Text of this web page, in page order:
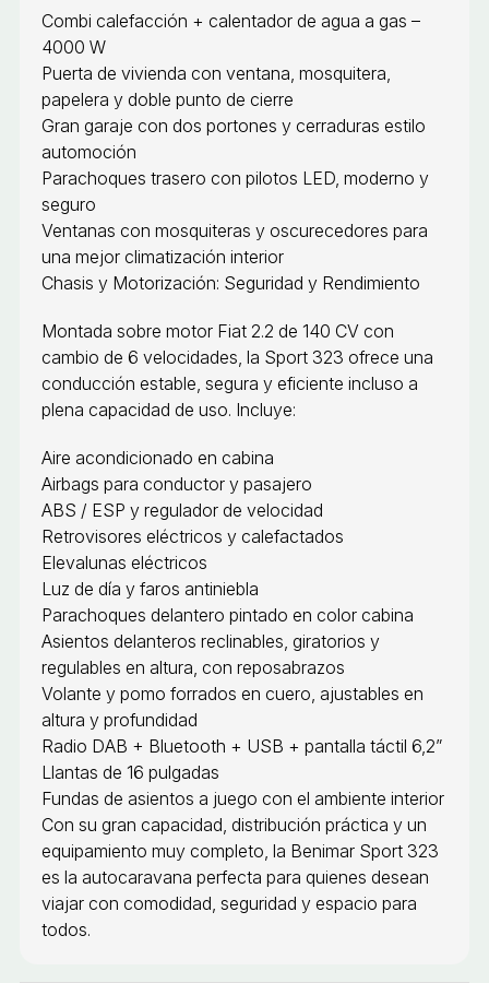
Combi calefacción + calentador de agua a gas –
4000 W
Puerta de vivienda con ventana, mosquitera,
papelera y doble punto de cierre
Gran garaje con dos portones y cerraduras estilo
automoción
Parachoques trasero con pilotos LED, moderno y
seguro
Ventanas con mosquiteras y oscurecedores para
una mejor climatización interior
Chasis y Motorización: Seguridad y Rendimiento
Montada sobre motor Fiat 2.2 de 140 CV con
cambio de 6 velocidades, la Sport 323 ofrece una
conducción estable, segura y eficiente incluso a
plena capacidad de uso. Incluye:
Aire acondicionado en cabina
Airbags para conductor y pasajero
ABS / ESP y regulador de velocidad
Retrovisores eléctricos y calefactados
Elevalunas eléctricos
Luz de día y faros antiniebla
Parachoques delantero pintado en color cabina
Asientos delanteros reclinables, giratorios y
regulables en altura, con reposabrazos
Volante y pomo forrados en cuero, ajustables en
altura y profundidad
Radio DAB + Bluetooth + USB + pantalla táctil 6,2”
Llantas de 16 pulgadas
Fundas de asientos a juego con el ambiente interior
Con su gran capacidad, distribución práctica y un
equipamiento muy completo, la Benimar Sport 323
es la autocaravana perfecta para quienes desean
viajar con comodidad, seguridad y espacio para
todos.